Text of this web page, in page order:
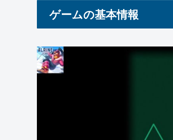
ゲームの基本情報